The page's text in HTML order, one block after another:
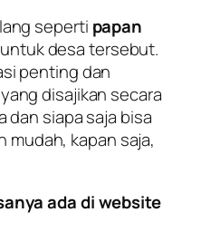
seperti papan
untuk desa tersebut.
penting dan
disajikan secara
dan siapa saja bisa
mudah, kapan saja,
ada di website